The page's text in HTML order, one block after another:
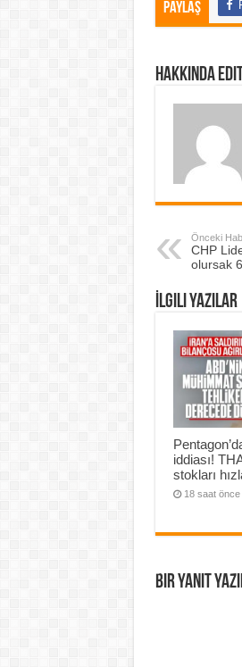
Paylaş
Hakkında
Önceki
CHP
olursak
İlgili Yazılar
iddiası!
stokları
18 saat önce
Bir yanıt